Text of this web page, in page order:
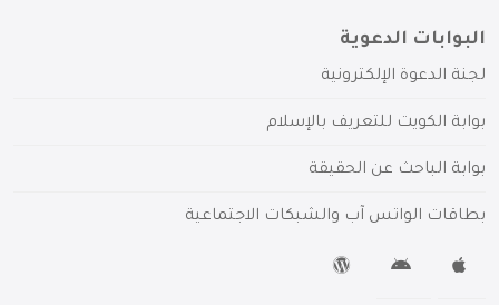
البوابات الدعوية
لجنة الدعوة الإلكترونية
بوابة الكويت للتعريف بالإسلام
بوابة الباحث عن الحقيقة
بطاقات الواتس آب والشبكات الاجتماعية